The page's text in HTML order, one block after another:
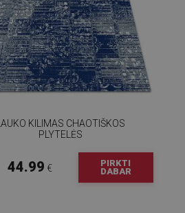
LAUKO KILIMAS CHAOTIŠKOS
PLYTELĖS
44.99 €
PIRKTI
DABAR